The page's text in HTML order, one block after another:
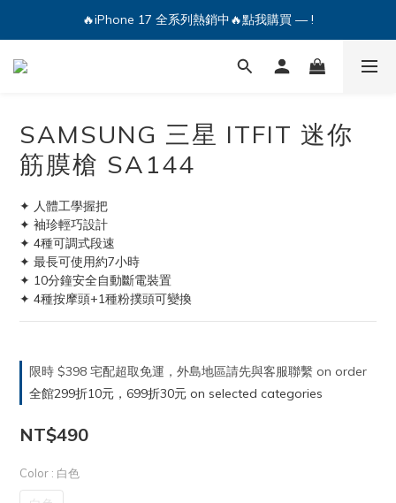
🔥iPhone 17 全系列熱銷中🔥點我購買 — !
🔥iPhone 17 全系列熱銷中🔥點我購買 — !
💕加入Q哥 Line 新好友領優惠券！🎫
SAMSUNG 三星 ITFIT 迷你
筋膜槍 SA144
✦ 人體工學握把
✦ 袖珍輕巧設計
✦ 4種可調式段速
✦ 最長可使用約7小時
✦ 10分鐘安全自動斷電裝置
✦ 4種按摩頭+1種粉撲頭可變換
限時 $398 宅配超取免運，外島地區請先與客服聯繫 on order
全館299折10元，699折30元 on selected categories
NT$490
Color : 白色